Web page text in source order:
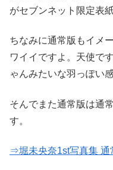
がセブンネット限定表
ちなみに通常版もイメ
ワイイですよ。天使で
ゃんみたいな羽っぽい
そんでまた通常版は通
す。
⇒堀未央奈1st写真集 通